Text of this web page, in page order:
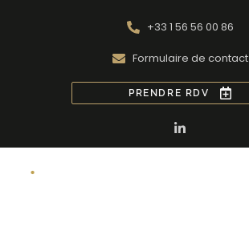
+33 1 56 56 00 86
Formulaire de contact
PRENDRE RDV